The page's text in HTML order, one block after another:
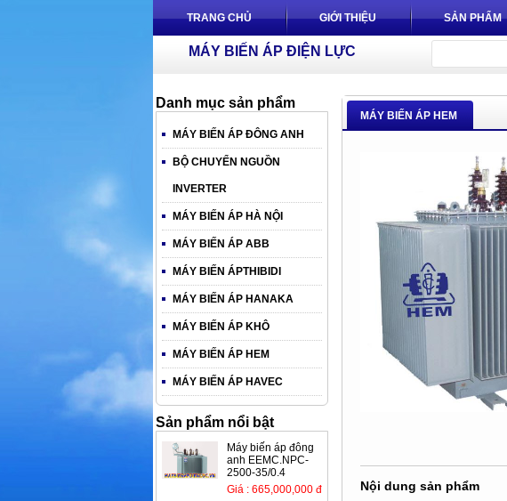
TRANG CHỦ GIỚI THIỆU SẢN PHẨM
MÁY BIẾN ÁP ĐIỆN LỰC
MÁY BIẾN ÁP HEM
Nội dung sản phẩm
Danh mục sản phẩm
MÁY BIẾN ÁP ĐÔNG ANH
BỘ CHUYỂN NGUỒN
INVERTER
MÁY BIẾN ÁP HÀ NỘI
MÁY BIẾN ÁP ABB
MÁY BIẾN ÁPTHIBIDI
MÁY BIẾN ÁP HANAKA
MÁY BIẾN ÁP KHÔ
MÁY BIẾN ÁP HEM
MÁY BIẾN ÁP HAVEC
Sản phẩm nổi bật
Máy biến áp đông
anh EEMC.NPC-
2500-35/0.4
Giá : 665,000,000 đ